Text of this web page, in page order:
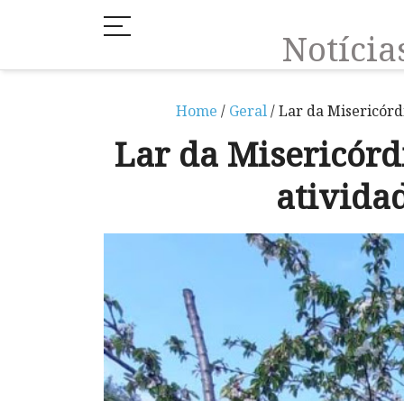
Home / Geral/ Lar da
Lar da